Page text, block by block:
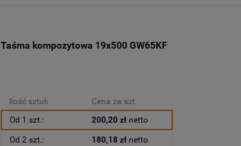
Taśma kompozytowa 19x500 GW65KF
Ilość sztuk
Cena za szt.
Od 1 szt.:
200,20 zł netto
Od 2 szt.: 180,18 zł netto